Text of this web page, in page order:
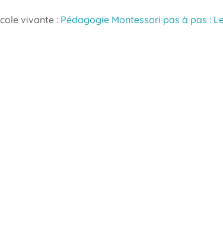
vivante : Pédagogie Montessori pas à pas :